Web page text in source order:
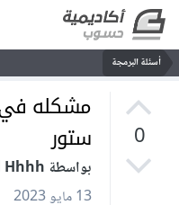
أسئلة البرمجة
0
مشكله في
ستور
بواسطة Mohammed Hhhh
13 مايو 2023